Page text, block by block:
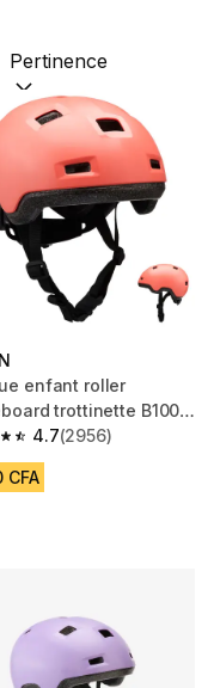
Trier par :(optional)
enfant roller
trottinette B100
4.7
of 5 stars from 2956
(2956)
CFA